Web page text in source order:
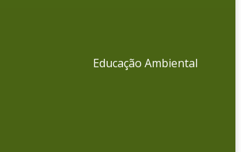
Educação Ambiental